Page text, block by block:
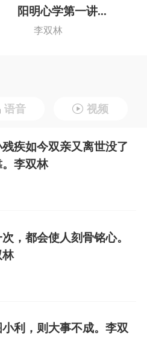
阳明心学第一讲...
李双林
语音 视频
残疾如今双亲又离世没了
李双林
，都会使人刻骨铭心。
林
利，则大事不成。李双